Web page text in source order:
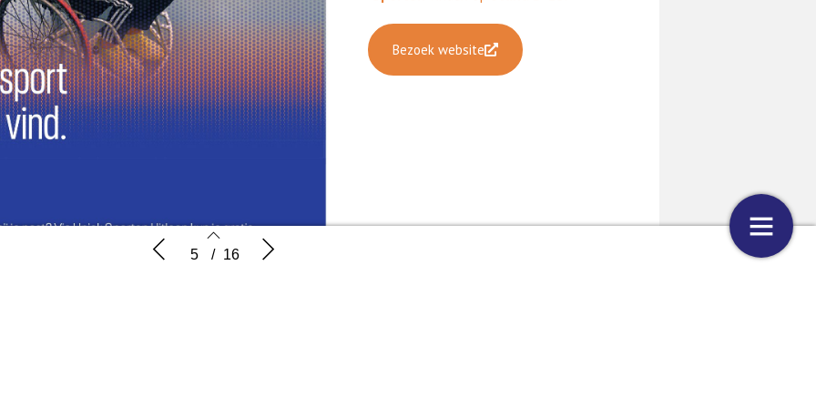
Uniek Sporten: kies de sport die je
Lagooni Extra Special
5 / 16
Bezoek website